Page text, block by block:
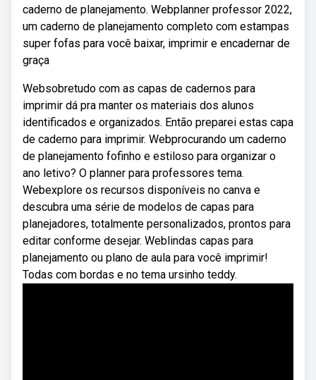
caderno de planejamento. Webplanner professor 2022,
um caderno de planejamento completo com estampas
super fofas para você baixar, imprimir e encadernar de
graça
Websobretudo com as capas de cadernos para
imprimir dá pra manter os materiais dos alunos
identificados e organizados. Então preparei estas capa
de caderno para imprimir. Webprocurando um caderno
de planejamento fofinho e estiloso para organizar o
ano letivo? O planner para professores tema.
Webexplore os recursos disponíveis no canva e
descubra uma série de modelos de capas para
planejadores, totalmente personalizados, prontos para
editar conforme desejar. Weblindas capas para
planejamento ou plano de aula para você imprimir!
Todas com bordas e no tema ursinho teddy.